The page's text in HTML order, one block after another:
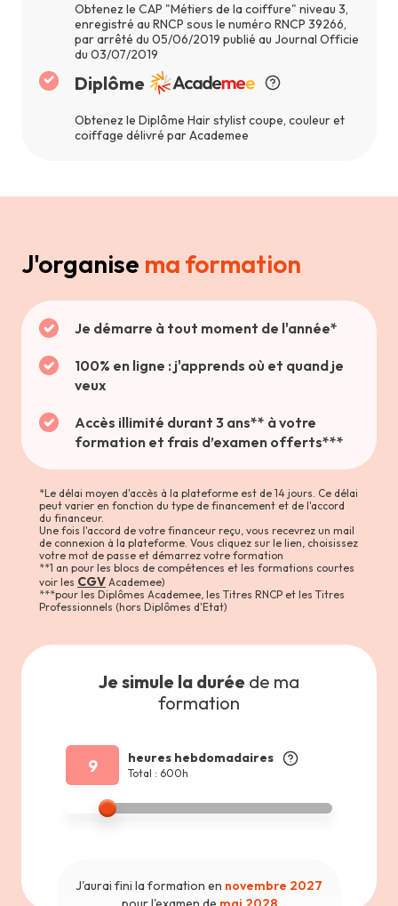
Obtenez le CAP "Métiers de la coiffure" niveau 3,
enregistré au RNCP sous le numéro RNCP 39266,
par arrêté du 05/06/2019 publié au Journal Officie
du 03/07/2019
Diplôme
Obtenez le Diplôme Hair stylist coupe, couleur et
coiffage délivré par Academee
J'organise ma formation
Je démarre à tout moment de l'année*
100% en ligne : j'apprends où et quand je
veux
Accès illimité durant 3 ans** à votre
formation et frais d’examen offerts***
*Le délai moyen d'accès à la plateforme est de 14 jours. Ce délai
peut varier en fonction du type de financement et de l'accord
du financeur.
Une fois l'accord de votre financeur reçu, vous recevrez un mail
de connexion à la plateforme. Vous cliquez sur le lien, choisissez
votre mot de passe et démarrez votre formation
**1 an pour les blocs de compétences et les formations courtes
voir les CGV Academee)
***pour les Diplômes Academee, les Titres RNCP et les Titres
Professionnels (hors Diplômes d'Etat)
Je simule la durée de ma
formation
9 heures hebdomadaires
Total : 600h
J'aurai fini la formation en novembre 2027